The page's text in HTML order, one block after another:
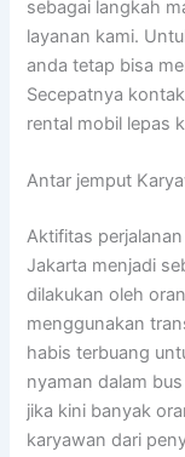
sebagai langkah
layanan kami.
anda tetap bisa
Secepatnya
rental mobil lepas
Antar jemput
Aktifitas
Jakarta menjadi
dilakukan oleh
menggunakan
habis terbuang
nyaman dalam
jika kini banyak
karyawan dari